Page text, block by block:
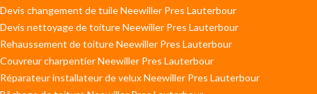
Devis changement de tuile Neewiller Pres Lauterbour
Devis nettoyage de toiture Neewiller Pres Lauterbour
Rehaussement de toiture Neewiller Pres Lauterbour
Couvreur charpentier Neewiller Pres Lauterbour
Réparateur installateur de velux Neewiller Pres Lauterbour